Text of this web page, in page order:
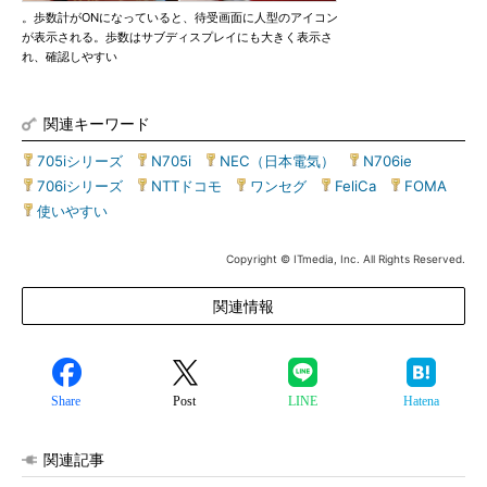
。歩数計がONになっていると、待受画面に人型のアイコン
が表示される。歩数はサブディスプレイにも大きく表示さ
れ、確認しやすい
関連キーワード
705iシリーズ N705i NEC（日本電気） N706ie
706iシリーズ
NTTドコモ ワンセグ FeliCa FOMA
使いやすい
Copyright © ITmedia, Inc. All Rights Reserved.
関連情報
Share Post LINE Hatena
関連記事